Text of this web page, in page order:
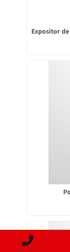
Expositor
Este site usa